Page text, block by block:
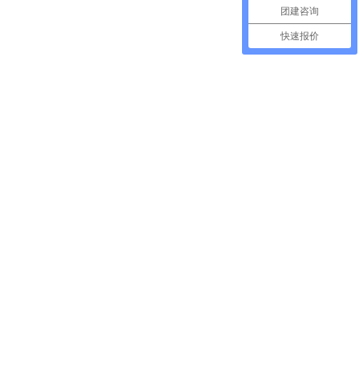
团建咨询
快速报价